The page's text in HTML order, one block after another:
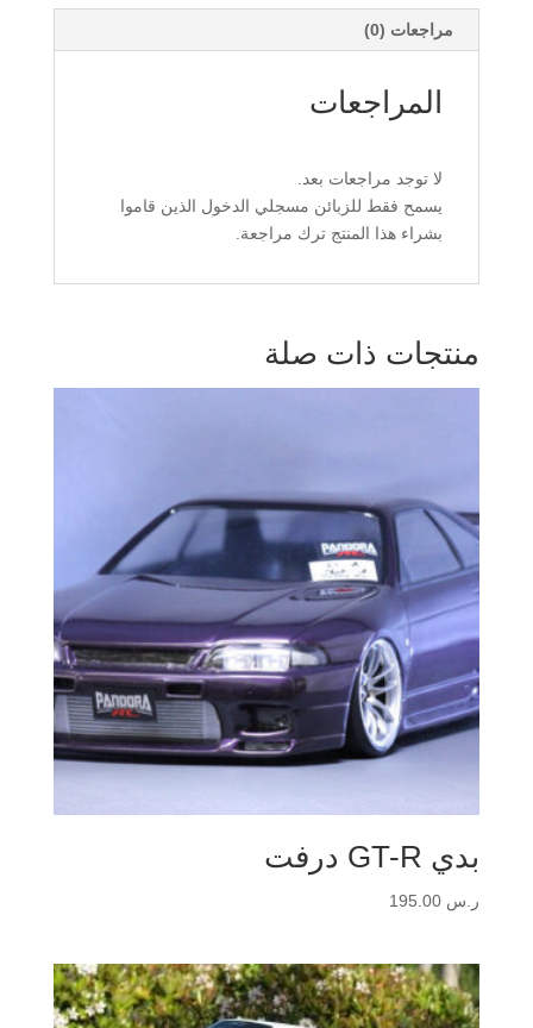
مراجعات (0)
المراجعات
لا توجد مراجعات بعد.
يسمح فقط للزبائن مسجلي الدخول الذين قاموا
بشراء هذا المنتج ترك مراجعة.
منتجات ذات صلة
بدي GT-R درفت
ر.س